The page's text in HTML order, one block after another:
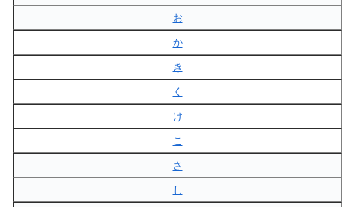
お
か
き
く
け
こ
さ
し